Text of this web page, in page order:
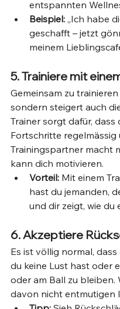
entspannten
Beispiel: „Ich habe
geschafft – jetzt
meinem
5. Trainiere mit
Gemeinsam zu
sondern steigert auch
Trainer sorgt dafür,
Fortschritte
Trainingspartner macht
kann dich motivieren.
Vorteil: Mit einem
hast du jemanden,
und dir zeigt, wie du
6. Akzeptiere
Es ist völlig normal,
du keine Lust hast oder
oder am Ball zu bleiben.
davon nicht entmutigen